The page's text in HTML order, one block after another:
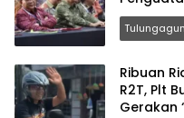
Ribuan
R2T, Plt
Gerakan